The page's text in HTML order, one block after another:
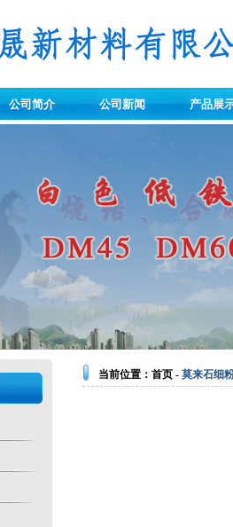
公司简介 公司新闻 产品展
当前位置： 首页- 莫来石细